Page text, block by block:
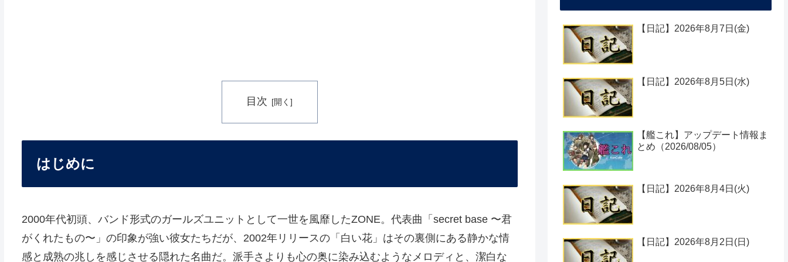
目次
はじめに
2000年代初頭、バンド形式のガールズユニットとして一世を風靡したZONE。代表曲「secret base 〜君
がくれたもの〜」の印象が強い彼女たちだが、2002年リリースの「白い花」はその裏側にある静かな情
感と成熟の兆しを感じさせる隠れた名曲だ。派手さよりも心の奥に染み込むようなメロディと、潔白な
【日記】2026年8月7日(金)
【日記】2026年8月5日(水)
【艦これ】アップデート情報ま
とめ（2026/08/05）
【日記】2026年8月4日(火)
【日記】2026年8月2日(日)